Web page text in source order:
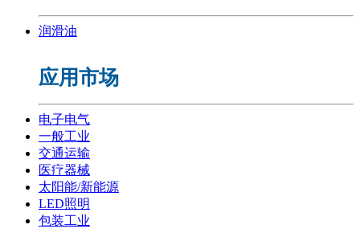
润滑油
应用市场
电子电气
一般工业
交通运输
医疗器械
太阳能/新能源
LED照明
包装工业